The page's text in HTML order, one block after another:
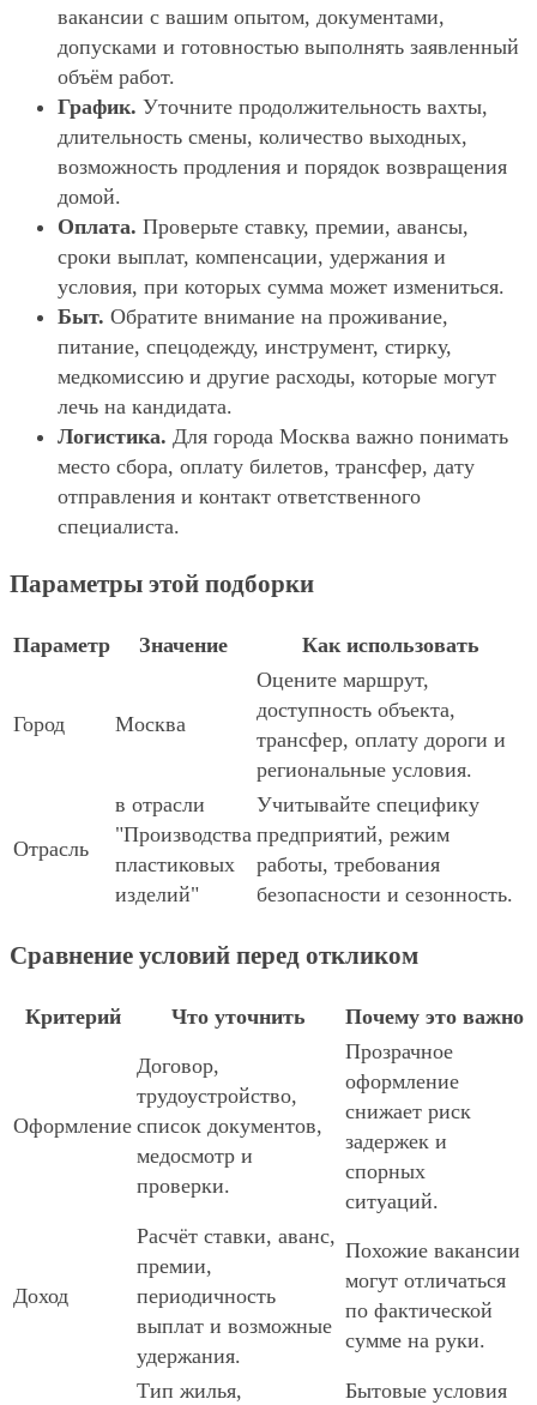
вакансии с вашим опытом, документами,
допусками и готовностью выполнять заявленный
объём работ.
График. Уточните продолжительность вахты,
длительность смены, количество выходных,
возможность продления и порядок возвращения
домой.
Оплата. Проверьте ставку, премии, авансы,
сроки выплат, компенсации, удержания и
условия, при которых сумма может измениться.
Быт. Обратите внимание на проживание,
питание, спецодежду, инструмент, стирку,
медкомиссию и другие расходы, которые могут
лечь на кандидата.
Логистика. Для города Москва важно понимать
место сбора, оплату билетов, трансфер, дату
отправления и контакт ответственного
специалиста.
Параметры этой подборки
Параметр Значение Как использовать
Город Москва
Оцените маршрут,
доступность объекта,
трансфер, оплату дороги и
региональные условия.
Отрасль
в отрасли
"Производства
пластиковых
изделий"
Учитывайте специфику
предприятий, режим
работы, требования
безопасности и сезонность.
Сравнение условий перед откликом
Критерий Что уточнить Почему это важно
Оформление
Договор,
трудоустройство,
список документов,
медосмотр и
проверки.
Прозрачное
оформление
снижает риск
задержек и
спорных
ситуаций.
Доход
Расчёт ставки, аванс,
премии,
периодичность
выплат и возможные
удержания.
Похожие вакансии
могут отличаться
по фактической
сумме на руки.
Тип жилья,
Бытовые условия